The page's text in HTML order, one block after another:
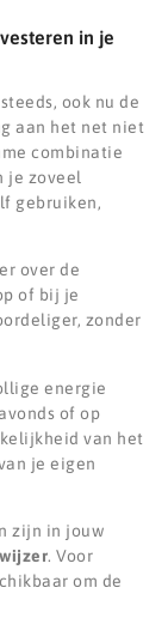
in je
ook nu de
aan het net niet
combinatie
je zoveel
gebruiken,
over de
of bij je
zonder
energie
of op
van het
je eigen
zijn in jouw
. Voor
om de